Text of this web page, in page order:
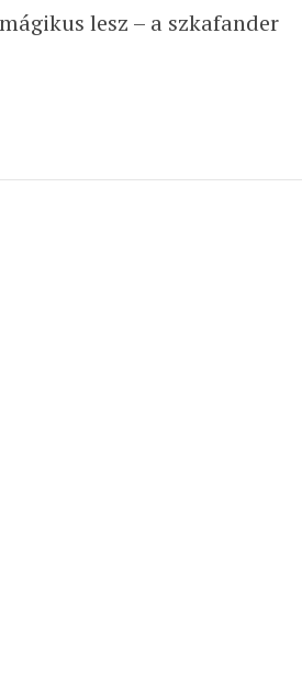
lesz – a szkafander